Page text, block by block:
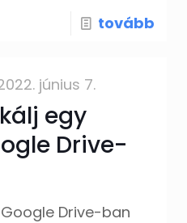
tovább
június 7.
egy
Drive-
Drive-ban